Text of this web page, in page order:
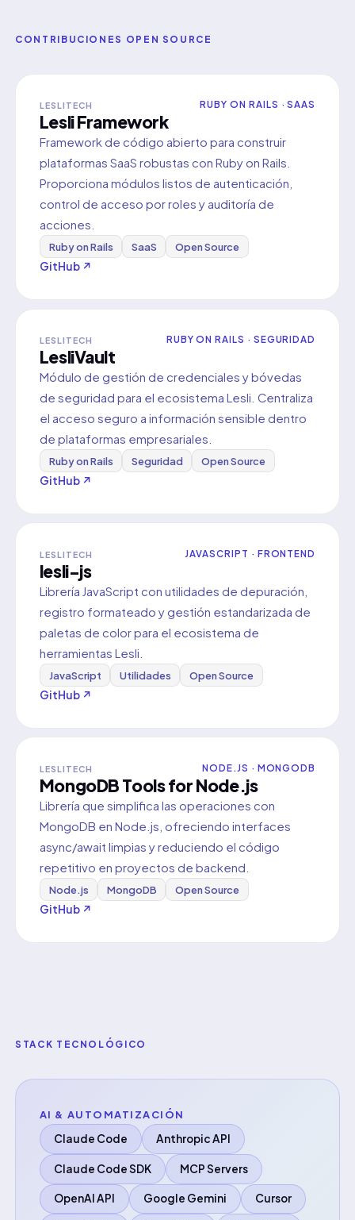
CONTRIBUCIONES OPEN SOURCE
LESLITECH RUBY ON RAILS · SAAS
Lesli Framework
Framework de código abierto para construir
plataformas SaaS robustas con Ruby on Rails.
Proporciona módulos listos de autenticación,
control de acceso por roles y auditoría de
acciones.
Ruby on Rails SaaS Open Source
GitHub ↗
LESLITECH RUBY ON RAILS · SEGURIDAD
LesliVault
Módulo de gestión de credenciales y bóvedas
de seguridad para el ecosistema Lesli. Centraliza
el acceso seguro a información sensible dentro
de plataformas empresariales.
Ruby on Rails Seguridad Open Source
GitHub ↗
LESLITECH JAVASCRIPT · FRONTEND
lesli-js
Librería JavaScript con utilidades de depuración,
registro formateado y gestión estandarizada de
paletas de color para el ecosistema de
herramientas Lesli.
JavaScript Utilidades Open Source
GitHub ↗
LESLITECH NODE.JS · MONGODB
MongoDB Tools for Node.js
Librería que simplifica las operaciones con
MongoDB en Node.js, ofreciendo interfaces
async/await limpias y reduciendo el código
repetitivo en proyectos de backend.
Node.js MongoDB Open Source
GitHub ↗
STACK TECNOLÓGICO
AI & AUTOMATIZACIÓN
Claude Code Anthropic API
Claude Code SDK MCP Servers
OpenAI API Google Gemini Cursor